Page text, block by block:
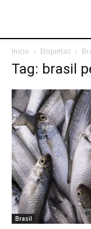
Inicio Etiquetas
Tag: brasil
Brasil